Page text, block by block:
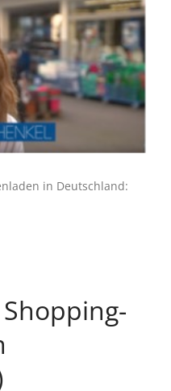
in Deutschland: